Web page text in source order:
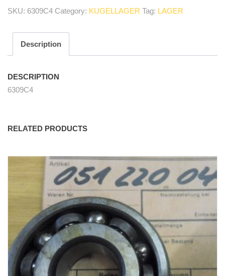
bearing
SKU: 6309C4 Category: KUGELLAGER Tag: LAGER
Description
DESCRIPTION
6309C4
RELATED PRODUCTS